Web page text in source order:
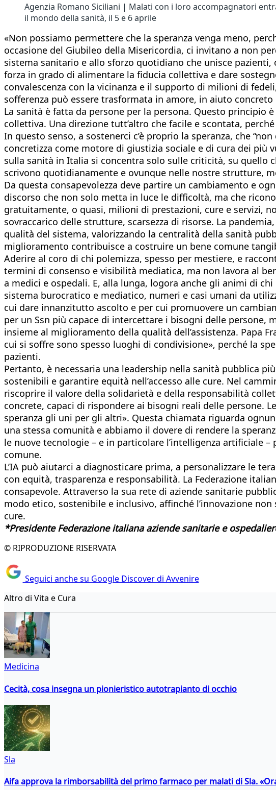
Agenzia Romano Siciliani | Malati con i loro accompagnatori
il mondo della sanità, il 5 e 6 aprile
«Non possiamo permettere che la speranza venga meno,
occasione del Giubileo della Misericordia, ci invitano a non
sistema sanitario e allo sforzo quotidiano che unisce
forza in grado di alimentare la fiducia collettiva e dare
convalescenza con la vicinanza e il supporto di milioni di
sofferenza può essere trasformata in amore, in aiuto
La sanità è fatta da persone per la persona. Questo
collettiva. Una direzione tutt’altro che facile e scontata,
In questo senso, a sostenerci c’è proprio la speranza, che
concretizza come motore di giustizia sociale e di cura dei
sulla sanità in Italia si concentra solo sulle criticità, su quello
scrivono quotidianamente e ovunque nelle nostre strutture,
Da questa consapevolezza deve partire un cambiamento e
discorso che non solo metta in luce le difficoltà, ma che
gratuitamente, o quasi, milioni di prestazioni, cure e servizi,
sovraccarico delle strutture, scarsezza di risorse. La
qualità del sistema, valorizzando la centralità della sanità
miglioramento contribuisce a costruire un bene comune
Aderire al coro di chi polemizza, spesso per mestiere, e
termini di consenso e visibilità mediatica, ma non lavora al
a medici e ospedali. E, alla lunga, logora anche gli animi di
sistema burocratico e mediatico, numeri e casi umani da
cui dare innanzitutto ascolto e per cui promuovere un
per un Ssn più capace di intercettare i bisogni delle persone,
insieme al miglioramento della qualità dell’assistenza. Papa
cui si soffre sono spesso luoghi di condivisione», perché la
pazienti.
Pertanto, è necessaria una leadership nella sanità pubblica
sostenibili e garantire equità nell’accesso alle cure. Nel
riscoprire il valore della solidarietà e della responsabilità
concrete, capaci di rispondere ai bisogni reali delle persone.
speranza gli uni per gli altri». Questa chiamata riguarda
una stessa comunità e abbiamo il dovere di rendere la
le nuove tecnologie – e in particolare l’intelligenza artificiale
comune.
L’IA può aiutarci a diagnosticare prima, a personalizzare le
con equità, trasparenza e responsabilità. La Federazione
consapevole. Attraverso la sua rete di aziende sanitarie
modo etico, sostenibile e inclusivo, affinché l’innovazione
cure.
*Presidente Federazione italiana aziende sanitarie e
© RIPRODUZIONE RISERVATA
Seguici anche su Google Discover di Avvenire
Altro di Vita e Cura
Medicina
Cecità, cosa insegna un pionieristico autotrapianto di occhio
Sla
Aifa approva la rimborsabilità del primo farmaco per malati di Sla.